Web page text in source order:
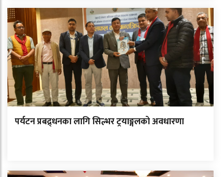
पर्यटन प्रबद्र्धनका लागि सिल्भर ट्रयाङ्गलको अवधारणा